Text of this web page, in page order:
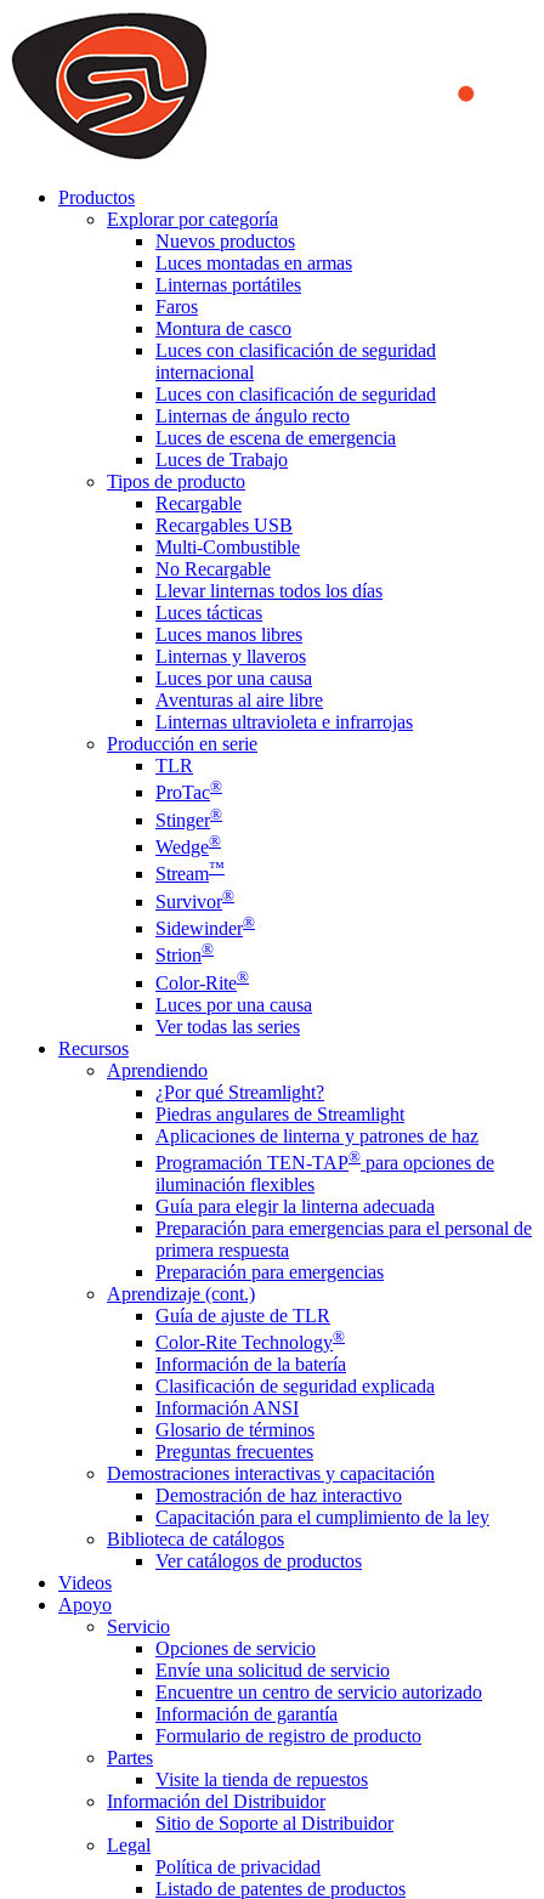
We use cookies to ensure that we provide you the best experience
on our website. By continuing to browse this website, you accept
that cookies are used to help us analyze how the website is used and
to offer you a better experience. To learn more or to find out how
you can disable cookies, you can access our
Productos
Explorar por categoría
Nuevos productos
Luces montadas en armas
Linternas portátiles
Faros
Montura de casco
Luces con clasificación de seguridad
internacional
Luces con clasificación de seguridad
Linternas de ángulo recto
Luces de escena de emergencia
Luces de Trabajo
Tipos de producto
Recargable
Recargables USB
Multi-Combustible
No Recargable
Llevar linternas todos los días
Luces tácticas
Luces manos libres
Linternas y llaveros
Luces por una causa
Aventuras al aire libre
Linternas ultravioleta e infrarrojas
Producción en serie
TLR
ProTac®
Stinger®
Wedge®
Stream™
Survivor®
Sidewinder®
Strion®
Color-Rite®
Luces por una causa
Ver todas las series
Recursos
Aprendiendo
¿Por qué Streamlight?
Piedras angulares de Streamlight
Aplicaciones de linterna y patrones de haz
Programación TEN-TAP® para opciones de
iluminación flexibles
Guía para elegir la linterna adecuada
Preparación para emergencias para el personal de
primera respuesta
Preparación para emergencias
Aprendizaje (cont.)
Guía de ajuste de TLR
Color-Rite Technology®
Información de la batería
Clasificación de seguridad explicada
Información ANSI
Glosario de términos
Preguntas frecuentes
Demostraciones interactivas y capacitación
Demostración de haz interactivo
Capacitación para el cumplimiento de la ley
Biblioteca de catálogos
Ver catálogos de productos
Videos
Apoyo
Servicio
Opciones de servicio
Envíe una solicitud de servicio
Encuentre un centro de servicio autorizado
Información de garantía
Formulario de registro de producto
Partes
Visite la tienda de repuestos
Información del Distribuidor
Sitio de Soporte al Distribuidor
Legal
Política de privacidad
Listado de patentes de productos